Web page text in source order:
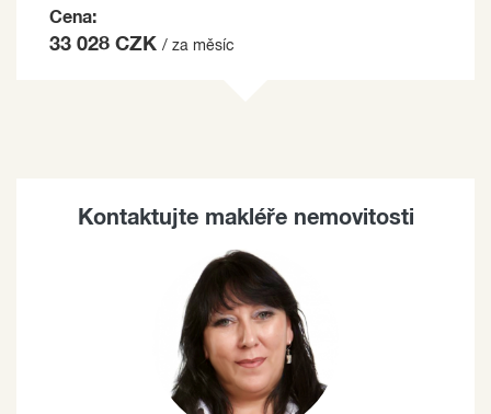
Cena:
33 028 CZK / za měsíc
Kontaktujte makléře nemovitosti